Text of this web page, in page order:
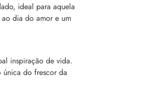
ideal para aquela
ao dia do amor e um
inspiração de vida.
única do frescor da